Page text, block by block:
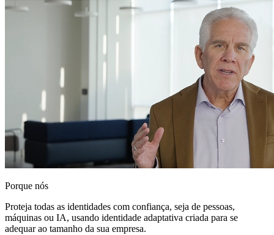
Porque nós
Proteja todas as identidades com confiança, seja de pessoas,
máquinas ou IA, usando identidade adaptativa criada para se
adequar ao tamanho da sua empresa.